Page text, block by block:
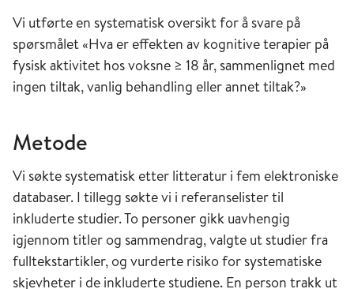
Vi utførte en systematisk oversikt for å svare på
spørsmålet «Hva er effekten av kognitive terapier på
fysisk aktivitet hos voksne ≥ 18 år, sammenlignet med
ingen tiltak, vanlig behandling eller annet tiltak?»
Metode
Vi søkte systematisk etter litteratur i fem elektroniske
databaser. I tillegg søkte vi i referanselister til
inkluderte studier. To personer gikk uavhengig
igjennom titler og sammendrag, valgte ut studier fra
fulltekstartikler, og vurderte risiko for systematiske
skjevheter i de inkluderte studiene. En person trakk ut